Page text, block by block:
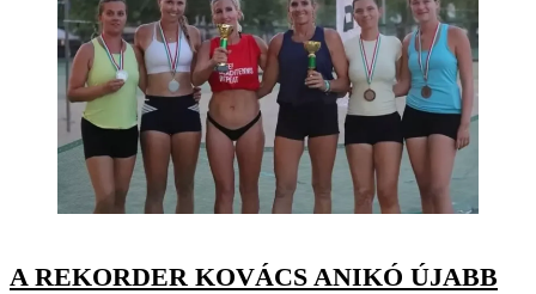
A REKORDER KOVÁCS ANIKÓ ÚJABB